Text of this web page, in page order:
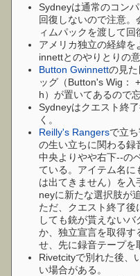
Sydneyは通常のコン
回復しないので注意。
ィムパックを渡して回
アメリカ独立の経緯
innettとのやりとりの
Button Gwinnettの見
ッグ（Button's Wig：
h）が置いてあるので
Sydneyはクエスト終
く。
Reilly's Rangersで立
の生い立ちに関わる録
中央よりやや右下--の
ている。アイテム名
は出てきません）を入
neyに新たな選択肢が
ただ、クエスト終了
しても銃が貰えないバ
か、独立宣言を取得す
せ、先に録音テープを
Rivetcityで別れた後、
い場合がある。